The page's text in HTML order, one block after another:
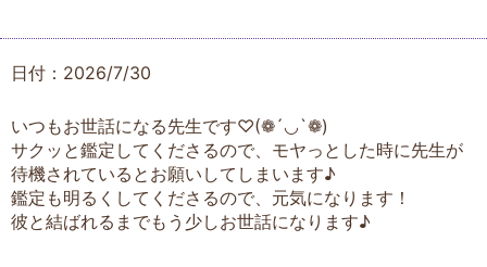
日付：2026/7/30
いつもお世話になる先生です♡(❁´◡`❁)
サクッと鑑定してくださるので、モヤっとした時に先生が
待機されているとお願いしてしまいます♪
鑑定も明るくしてくださるので、元気になります！
彼と結ばれるまでもう少しお世話になります♪